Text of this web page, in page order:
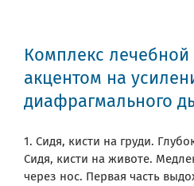
Комплекс лечебной
акцентом на
диафрагмального
1. Сидя, кисти на груди.
Сидя, кисти на животе.
через нос. Первая часть